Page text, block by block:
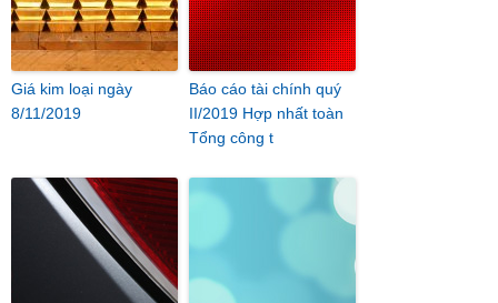
Giá kim loại ngày
8/11/2019
Báo cáo tài chính quý
II/2019 Hợp nhất toàn
Tổng công t